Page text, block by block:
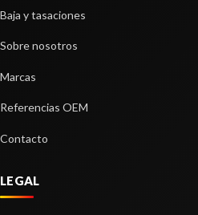
TRANSMISION CENTRAL
Ref:
Baja y tasaciones
Sobre nosotros
Marcas
Referencias OEM
Contacto
LEGAL